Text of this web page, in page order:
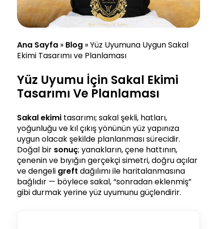
Ana Sayfa » Blog »Yüz Uyumuna Uygun Sakal
Ekimi Tasarımı ve Planlaması
Yüz Uyumu İçin Sakal Ekimi
Tasarımı Ve Planlaması
Sakal ekimi tasarımı; sakal şekli, hatları,
yoğunluğu ve kıl çıkış yönünün yüz yapınıza
uygun olacak şekilde planlanması sürecidir.
Doğal bir sonuç; yanakların, çene hattının,
çenenin ve bıyığın gerçekçi simetri, doğru açılar
ve dengeli greft dağılımı ile haritalanmasına
bağlıdır — böylece sakal, “sonradan eklenmiş”
gibi durmak yerine yüz uyumunu güçlendirir.